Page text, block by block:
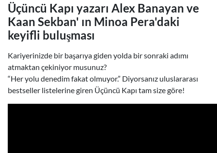
Üçüncü Kapı yazarı Alex Banayan ve
Kaan Sekban' ın Minoa Pera'daki
keyifli buluşması
Kariyerinizde bir başarıya giden yolda bir sonraki adımı
atmaktan çekiniyor musunuz?
“Her yolu denedim fakat olmuyor.” Diyorsanız uluslararası
bestseller listelerine giren Üçüncü Kapı tam size göre!